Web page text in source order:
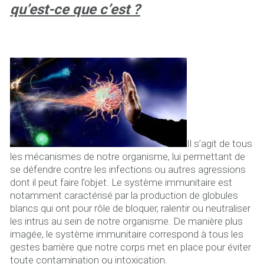
qu’est-ce que c’est ?
Il s’agit de tous
les mécanismes de notre organisme, lui permettant de
se défendre contre les infections ou autres agressions
dont il peut faire l’objet. Le système immunitaire est
notamment caractérisé par la production de globules
blancs qui ont pour rôle de bloquer, ralentir ou neutraliser
les intrus au sein de notre organisme. De manière plus
imagée, le système immunitaire correspond à tous les
gestes barrière que notre corps met en place pour éviter
toute contamination ou intoxication.